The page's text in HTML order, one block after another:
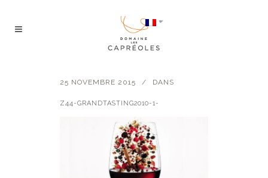
25 NOVEMBRE 2015 DANS
Z44-GRANDTASTING2010-1-